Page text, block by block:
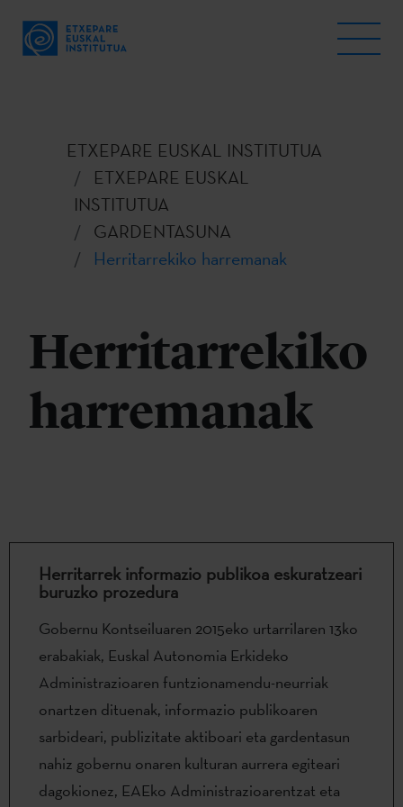
ETXEPARE EUSKAL INSTITUTUA
ETXEPARE EUSKAL
INSTITUTUA
GARDENTASUNA
Herritarrekiko harremanak
Herritarrekiko
harremanak
Herritarrek informazio publikoa eskuratzeari
buruzko prozedura
Gobernu Kontseiluaren 2015eko urtarrilaren 13ko
erabakiak, Euskal Autonomia Erkideko
Administrazioaren funtzionamendu-neurriak
onartzen dituenak, informazio publikoaren
sarbideari, publizitate aktiboari eta gardentasun
nahiz gobernu onaren kulturan aurrera egiteari
dagokionez, EAEko Administrazioarentzat eta